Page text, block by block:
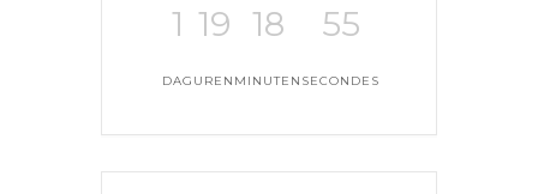
1
DAG
19
UREN
18
MINUTEN
55
SECONDES